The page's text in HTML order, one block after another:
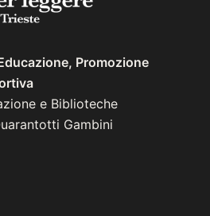
Promozione
e Biblioteche
Gambini